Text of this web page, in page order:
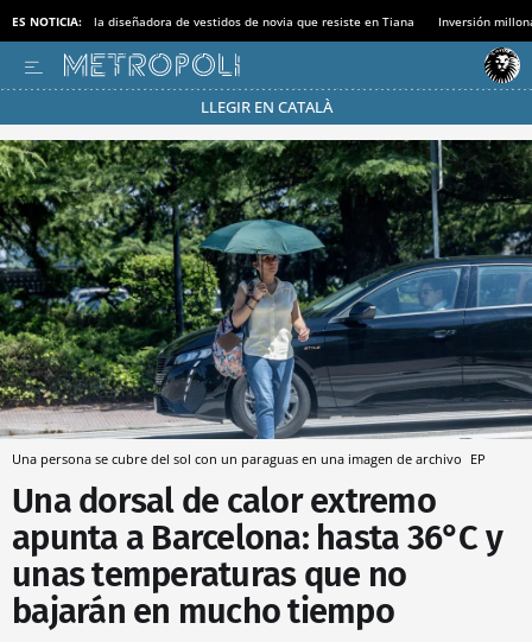
ES NOTICIA: la diseñadora de vestidos de novia que resiste en Tiana Inversión
LLEGIR EN CATALÀ
Pásate al MODO AHORRO
Una persona se cubre del sol con un paraguas en una imagen de archivo EP
Una dorsal de calor extremo
apunta a Barcelona: hasta 36°C y
unas temperaturas que no
bajarán en mucho tiempo